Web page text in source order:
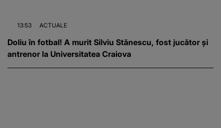
13:53 ACTUALE
Doliu în fotbal! A murit Silviu Stănescu, fost jucător și
antrenor la Universitatea Craiova